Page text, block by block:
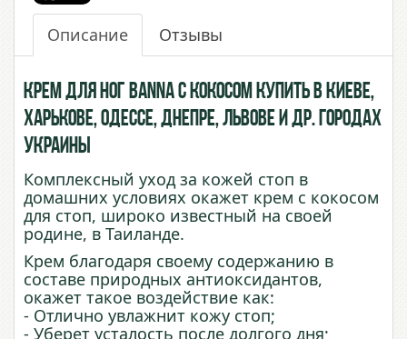
Описание Отзывы
Крем для ног Banna с Кокосом купить в Киеве,
Харькове, Одессе, Днепре, Львове и др. городах
Украины
Комплексный уход за кожей стоп в
домашних условиях окажет крем с кокосом
для стоп, широко известный на своей
родине, в Таиланде.
Крем благодаря своему содержанию в
составе природных антиоксидантов,
окажет такое воздействие как:
- Отлично увлажнит кожу стоп;
- Уберет усталость после долгого дня;